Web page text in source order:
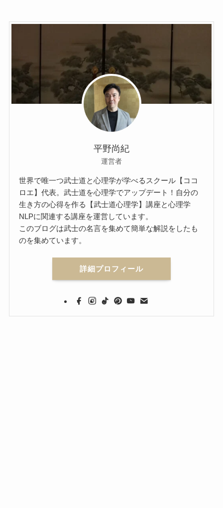
平野尚紀
運営者
世界で唯一つ武士道と心理学が学べるスクール【ココ
ロエ】代表。武士道を心理学でアップデート！自分の
生き方の心得を作る【武士道心理学】講座と心理学
NLPに関連する講座を運営しています。
このブログは武士の名言を集めて簡単な解説をしたも
のを集めています。
詳細プロフィール